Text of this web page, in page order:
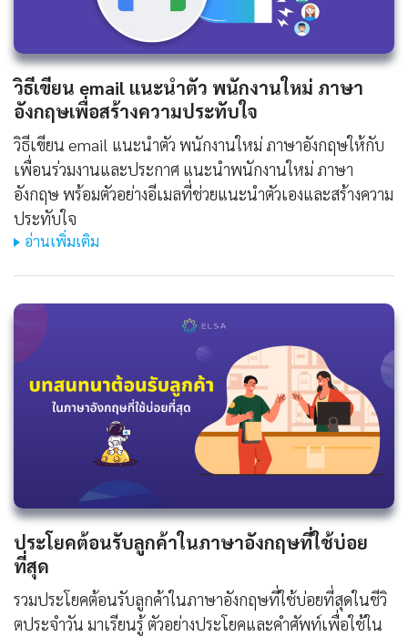
วิธีเขียน email แนะนําตัว พนักงานใหม่ ภาษา
อังกฤษเพื่อสร้างความประทับใจ
วิธีเขียน email แนะนําตัว พนักงานใหม่ ภาษาอังกฤษให้กับ
เพื่อนร่วมงานและประกาศ แนะนําพนักงานใหม่ ภาษา
อังกฤษ พร้อมตัวอย่างอีเมลที่ช่วยแนะนำตัวเองและสร้างความ
ประทับใจ
อ่านเพิ่มเติม
ประโยคต้อนรับลูกค้าในภาษาอังกฤษที่ใช้บ่อย
ที่สุด
รวมประโยคต้อนรับลูกค้าในภาษาอังกฤษที่ใช้บ่อยที่สุดในชีวิ
ตประจําวัน มาเรียนรู้ ตัวอย่างประโยคและคำศัพท์เพื่อใช้ใน